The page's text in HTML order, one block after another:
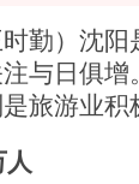
）沈阳
与日俱
旅游业积